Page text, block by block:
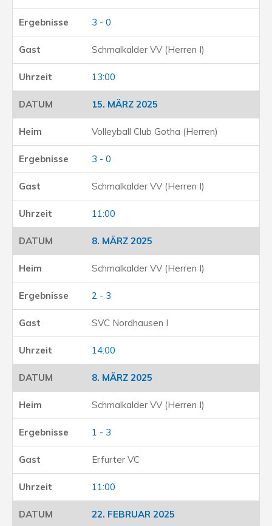
3 - 0
Schmalkalder VV (Herren I)
13:00
15. MÄRZ 2025
Volleyball Club Gotha (Herren)
3 - 0
Schmalkalder VV (Herren I)
11:00
8. MÄRZ 2025
Schmalkalder VV (Herren I)
2 - 3
SVC Nordhausen I
14:00
8. MÄRZ 2025
Schmalkalder VV (Herren I)
1 - 3
Erfurter VC
11:00
22. FEBRUAR 2025